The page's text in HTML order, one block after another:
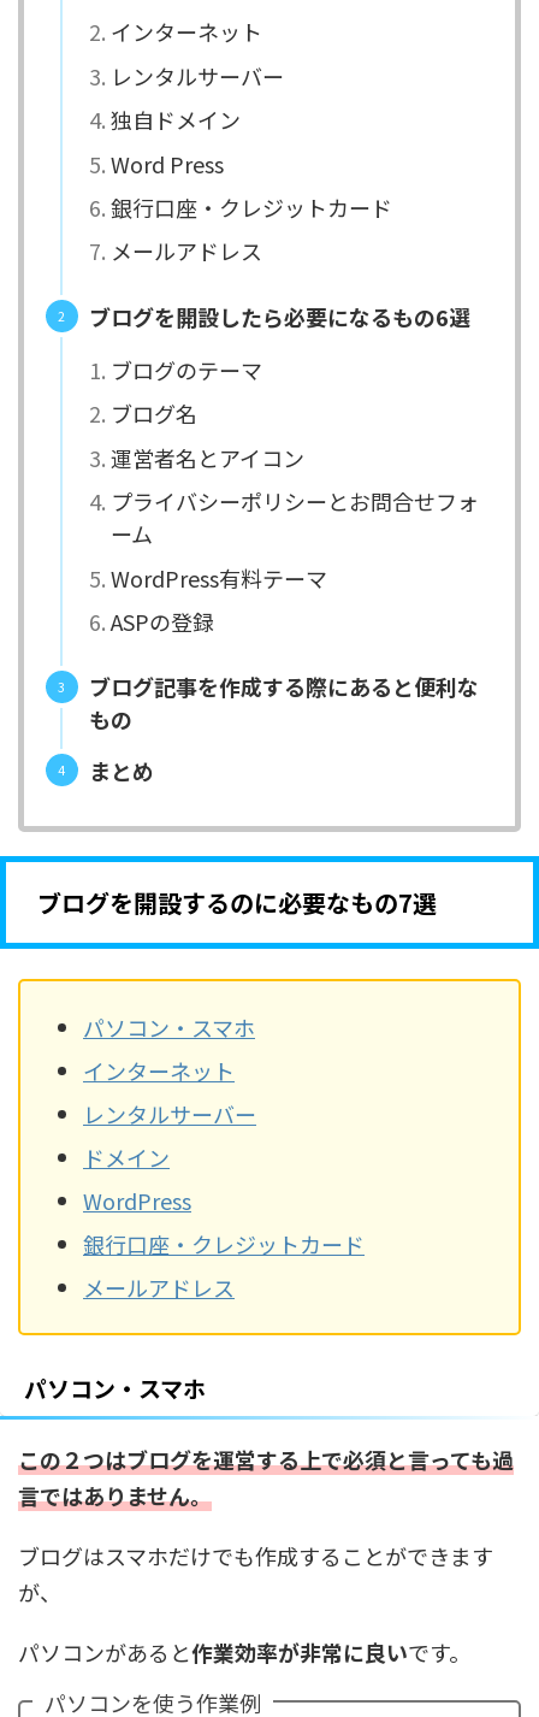
インターネット
レンタルサーバー
独自ドメイン
Word Press
銀行口座・クレジットカード
メールアドレス
ブログを開設したら必要になるもの6選
ブログのテーマ
ブログ名
運営者名とアイコン
プライバシーポリシーとお問合せフォ
ーム
WordPress有料テーマ
ASPの登録
ブログ記事を作成する際にあると便利な
もの
まとめ
ブログを開設するのに必要なもの7選
パソコン・スマホ
インターネット
レンタルサーバー
ドメイン
WordPress
銀行口座・クレジットカード
メールアドレス
パソコン・スマホ
この２つはブログを運営する上で必須と言っても過
言ではありません。
ブログはスマホだけでも作成することができます
が、
パソコンがあると作業効率が非常に良いです。
パソコンを使う作業例